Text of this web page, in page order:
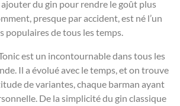
ajouter du gin pour rendre le goût plus
presque par accident, est né l’un
populaires de tous les temps.
est un incontournable dans tous les
Il a évolué avec le temps, et on trouve
de variantes, chaque barman ayant
De la simplicité du gin classique